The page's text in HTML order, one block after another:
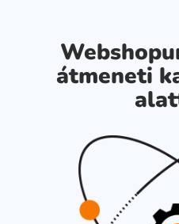
átmeneti